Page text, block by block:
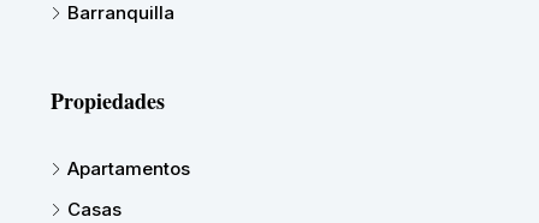
Barranquilla
Propiedades
Apartamentos
Casas